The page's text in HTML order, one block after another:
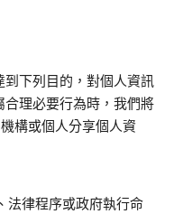
下列目的，對個人資訊
理必要行為時，我們將
構或個人分享個人資
法律程序或政府執行命